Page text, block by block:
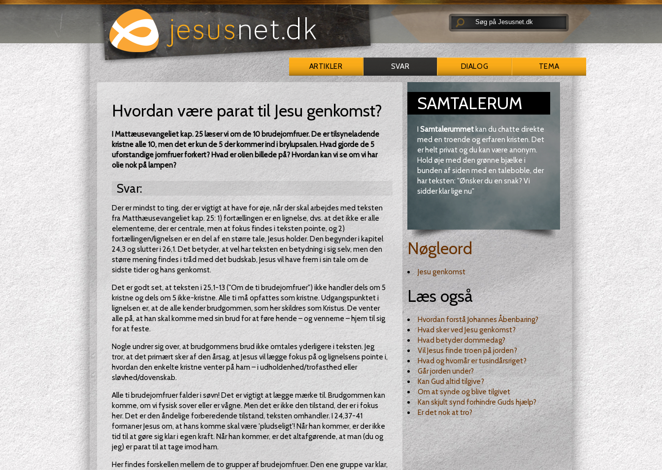
ARTIKLER SVAR DIALOG TEMA
Hvordan være parat til Jesu genkomst?
I Mattæusevangeliet kap. 25 læser vi om de 10 brudejomfruer. De er tilsyneladende
kristne alle 10, men det er kun de 5 der kommer ind i brylupsalen. Hvad gjorde de 5
uforstandige jomfruer forkert? Hvad er olien billede på? Hvordan kan vi se om vi har
olie nok på lampen?
Svar:
Der er mindst to ting, der er vigtigt at have for øje, når der skal arbejdes med teksten
fra Matthæusevangeliet kap. 25: 1) fortællingen er en lignelse, dvs. at det ikke er alle
elementerne, der er centrale, men at fokus findes i teksten pointe, og 2)
fortællingen/lignelsen er en del af en større tale, Jesus holder. Den begynder i kapitel
24,3 og slutter i 26,1. Det betyder, at vel har teksten en betydning i sig selv, men den
større mening findes i tråd med det budskab, Jesus vil have frem i sin tale om de
sidste tider og hans genkomst.
Det er godt set, at teksten i 25,1-13 ("Om de ti brudejomfruer") ikke handler dels om 5
kristne og dels om 5 ikke-kristne. Alle ti må opfattes som kristne. Udgangspunktet i
lignelsen er, at de alle kender brudgommen, som her skildres som Kristus. De venter
alle på, at han skal komme med sin brud for at føre hende – og vennerne – hjem til sig
for at feste.
Nogle undrer sig over, at brudgommens brud ikke omtales yderligere i teksten. Jeg
tror, at det primært sker af den årsag, at Jesus vil lægge fokus på og lignelsens pointe i,
hvordan den enkelte kristne venter på ham – i udholdenhed/trofasthed eller
sløvhed/dovenskab.
Alle ti brudejomfruer falder i søvn! Det er vigtigt at lægge mærke til. Brudgommen kan
komme, om vi fysisk sover eller er vågne. Men det er ikke den tilstand, der er i fokus
her. Det er den åndelige forberedende tilstand, teksten omhandler. I 24,37-41
formaner Jesus om, at hans komme skal være 'pludseligt'! Når han kommer, er der ikke
tid til at gøre sig klar i egen kraft. Når han kommer, er det altafgørende, at man (du og
jeg) er parat til at tage imod ham.
Her findes forskellen mellem de to grupper af brudejomfruer. Den ene gruppe var klar,
SAMTALERUM
I Samtalerummetkan du chatte direkte
med en troende og erfaren kristen. Det
er helt privat og du kan være anonym.
Hold øje med den grønne bjælke i
bunden af siden med en taleboble, der
har teksten: "Ønsker du en snak? Vi
sidder klar lige nu"
Nøgleord
Jesu genkomst
Læs også
Hvordan forstå Johannes Åbenbaring?
Hvad sker ved Jesu genkomst?
Hvad betyder dommedag?
Vil Jesus finde troen på jorden?
Hvad og hvornår er tusindårsriget?
Går jorden under?
Kan Gud altid tilgive?
Om at synde og blive tilgivet
Kan skjult synd forhindre Guds hjælp?
Er det nok at tro?